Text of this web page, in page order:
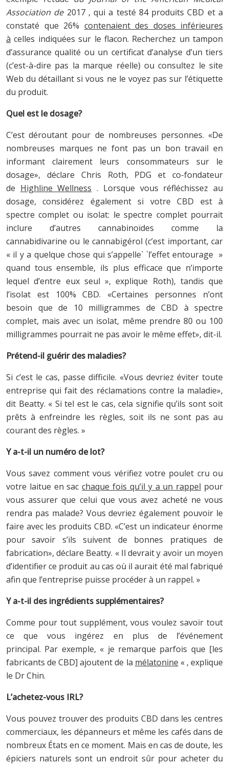
Association de2017 , qui a testé 84 produits CBD et a
constaté que 26% contenaient des doses inférieures
à celles indiquées sur le flacon. Recherchez un tampon
d’assurance qualité ou un certificat d’analyse d’un tiers
(c’est-à-dire pas la marque réelle) ou consultez le site
Web du détaillant si vous ne le voyez pas sur l’étiquette
du produit.
Quel est le dosage?
C’est déroutant pour de nombreuses personnes. «De
nombreuses marques ne font pas un bon travail en
informant clairement leurs consommateurs sur le
dosage», déclare Chris Roth, PDG et co-fondateur
de Highline Wellness . Lorsque vous réfléchissez au
dosage, considérez également si votre CBD est à
spectre complet ou isolat: le spectre complet pourrait
inclure d’autres cannabinoïdes comme la
cannabidivarine ou le cannabigérol (c’est important, car
« il y a quelque chose qui s’appelle` `l’effet entourage »
quand tous ensemble, ils plus efficace que n’importe
lequel d’entre eux seul », explique Roth), tandis que
l’isolat est 100% CBD. «Certaines personnes n’ont
besoin que de 10 milligrammes de CBD à spectre
complet, mais avec un isolat, même prendre 80 ou 100
milligrammes pourrait ne pas avoir le même effet», dit-il.
Prétend-il guérir des maladies?
Si c’est le cas, passe difficile. «Vous devriez éviter toute
entreprise qui fait des réclamations contre la maladie»,
dit Beatty. « Si tel est le cas, cela signifie qu’ils sont soit
prêts à enfreindre les règles, soit ils ne sont pas au
courant des règles. »
Y a-t-il un numéro de lot?
Vous savez comment vous vérifiez votre poulet cru ou
votre laitue en sacchaque fois qu’il y a un rappel pour
vous assurer que celui que vous avez acheté ne vous
rendra pas malade? Vous devriez également pouvoir le
faire avec les produits CBD. «C’est un indicateur énorme
pour savoir s’ils suivent de bonnes pratiques de
fabrication», déclare Beatty. « Il devrait y avoir un moyen
d’identifier ce produit au cas où il aurait été mal fabriqué
afin que l’entreprise puisse procéder à un rappel. »
Y a-t-il des ingrédients supplémentaires?
Comme pour tout supplément, vous voulez savoir tout
ce que vous ingérez en plus de l’événement
principal. Par exemple, « je remarque parfois que [les
fabricants de CBD] ajoutent de la mélatonine « , explique
le Dr Chin.
L’achetez-vous IRL?
Vous pouvez trouver des produits CBD dans les centres
commerciaux, les dépanneurs et même les cafés dans de
nombreux États en ce moment. Mais en cas de doute, les
épiciers naturels sont un endroit sûr pour acheter du